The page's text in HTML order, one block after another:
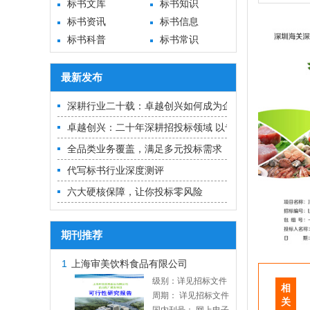
标书文库
标书知识
标书资讯
标书信息
标书科普
标书常识
最新发布
深耕行业二十载：卓越创兴如何成为企业招投标的“隐形
卓越创兴：二十年深耕招投标领域 以专业实力铸就中标
全品类业务覆盖，满足多元投标需求
代写标书行业深度测评
六大硬核保障，让你投标零风险
期刊推荐
1 上海审美饮料食品有限公司
级别：详见招标文件
周期： 详见招标文件
相
关